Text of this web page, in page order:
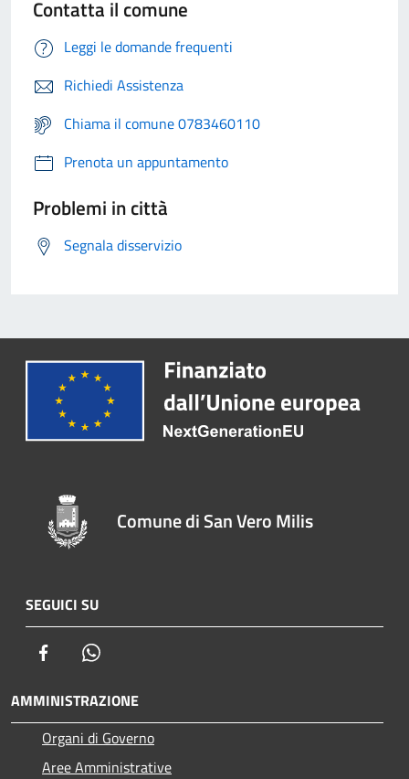
Contatta il comune
Leggi le domande frequenti
Richiedi Assistenza
Chiama il comune 0783460110
Prenota un appuntamento
Problemi in città
Segnala disservizio
Comune di San Vero Milis
SEGUICI SU
Facebook
AMMINISTRAZIONE
Organi di Governo
Aree Amministrative